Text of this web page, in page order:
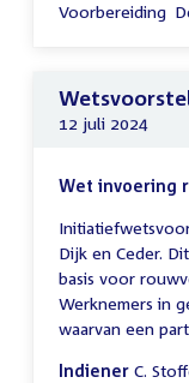
Voltooid:
Voorbereiding
12 juli 2024
Wet invoering
Dijk en Ceder.
basis voor
Werknemers in
waarvan een
Indiener C.